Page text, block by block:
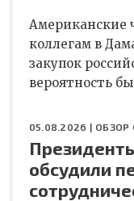
Американские
коллегам в
закупок
вероятность
05.08.2026 | ОБЗОР
обсудили